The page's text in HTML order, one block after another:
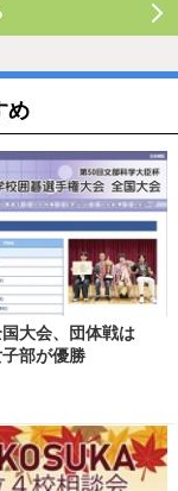
め
大会、団体戦は
部が優勝